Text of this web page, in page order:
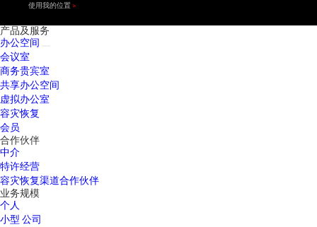
使用我的位置
产品及服务
办公空间
会议室
商务贵宾室
共享办公空间
虚拟办公室
容灾恢复
会员
合作伙伴
中介
特许经营
容灾恢复渠道合作伙伴
业务规模
个人
小型 公司